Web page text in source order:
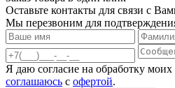
Оставьте контакты для связи с
Мы перезвоним для
Я даю согласие на обработку моих
соглашаюсь с офертой.